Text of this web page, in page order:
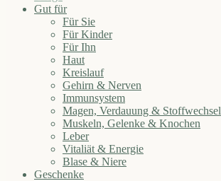
Gut für
Für Sie
Für Kinder
Für Ihn
Haut
Kreislauf
Gehirn & Nerven
Immunsystem
Magen, Verdauung & Stoffwechsel
Muskeln, Gelenke & Knochen
Leber
Vitaliät & Energie
Blase & Niere
Geschenke